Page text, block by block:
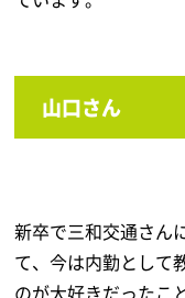
山口さん
新卒で三和交通さん
て、今は内勤として
のが大好きだったこ